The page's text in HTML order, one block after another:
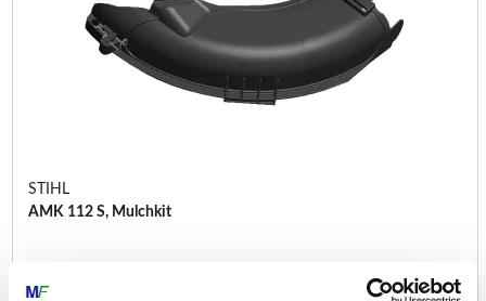
STIHL
AMK 112 S, Mulchkit